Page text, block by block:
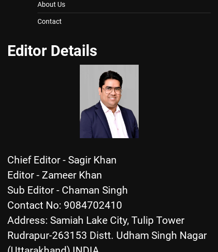
About Us
Contact
Editor Details
Chief Editor - Sagir Khan
Editor - Zameer Khan
Sub Editor - Chaman Singh
Contact No: 9084702410
Address: Samiah Lake City, Tulip Tower
Rudrapur-263153 Distt. Udham Singh Nagar